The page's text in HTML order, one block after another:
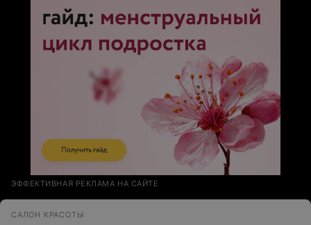
ЭФФЕКТИВНАЯ РЕКЛАМА НА САЙТЕ
САЛОН КРАСОТЫ